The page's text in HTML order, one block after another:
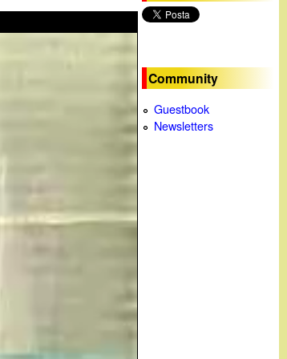
c
Community
Guestbook
Newsletters